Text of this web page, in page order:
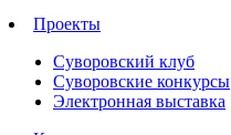
Проекты
Суворовский клуб
Суворовские конкурсы
Электронная выставка